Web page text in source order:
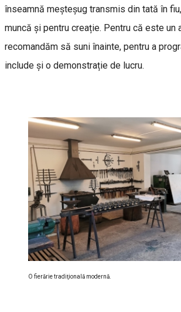
înseamnă meșteșug transmis din tată în
muncă și pentru creație. Pentru că este un
recomandăm să suni înainte, pentru a
include și o demonstrație de lucru.
O fierărie tradiţională modernă.